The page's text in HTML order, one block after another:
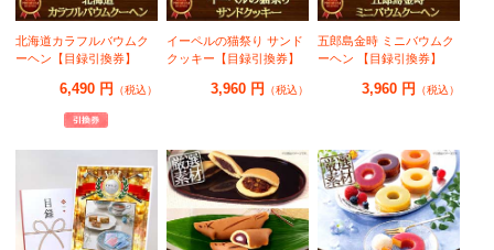
北海道カラフルバウムク
ーヘン【目録引換券】
6,490 円 （税込）
イーペルの猫祭り サンド
クッキー【目録引換券】
3,960 円 （税込）
五郎島金時 ミニバウムク
ーヘン 【目録引換券】
3,960 円 （税込）